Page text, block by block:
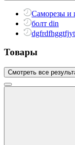
Саморезы
болт din
Товары
Смотреть все